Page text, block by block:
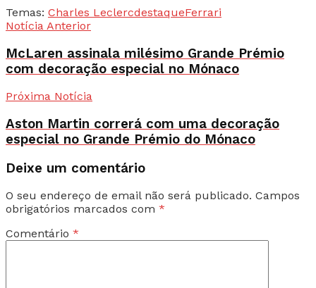
Temas: Charles LeclercdestaqueFerrari
Notícia Anterior
McLaren assinala milésimo Grande Prémio
com decoração especial no Mónaco
Próxima Notícia
Aston Martin correrá com uma decoração
especial no Grande Prémio do Mónaco
Deixe um comentário
O seu endereço de email não será publicado. Campos
obrigatórios marcados com *
Comentário *